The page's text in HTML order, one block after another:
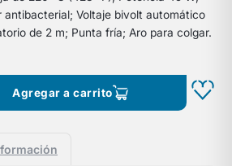
antibacterial; Voltaje bivolt automático
de 2 m; Punta fría; Aro para colgar.
Agregar a carrito